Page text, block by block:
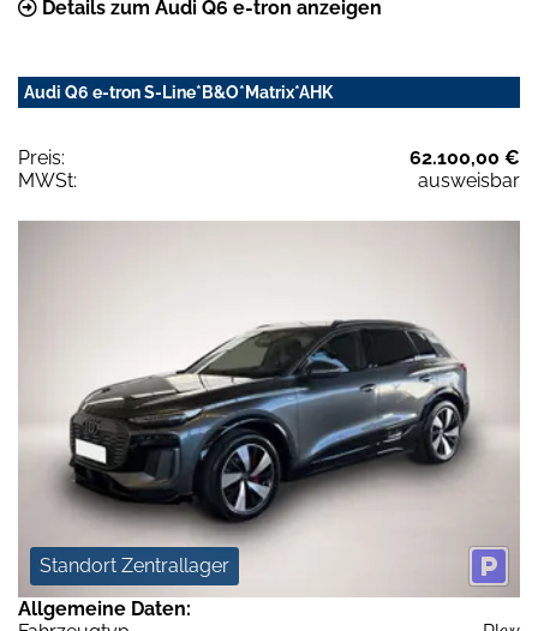
Details zum Audi Q6 e-tron anzeigen
Audi Q6 e-tron S-Line*B&O*Matrix*AHK
Preis:
62.100,00 €
MWSt:
ausweisbar
Standort Zentrallager
Allgemeine Daten: